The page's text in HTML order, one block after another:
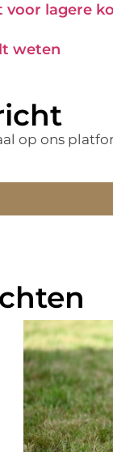
lagere
weten
op ons